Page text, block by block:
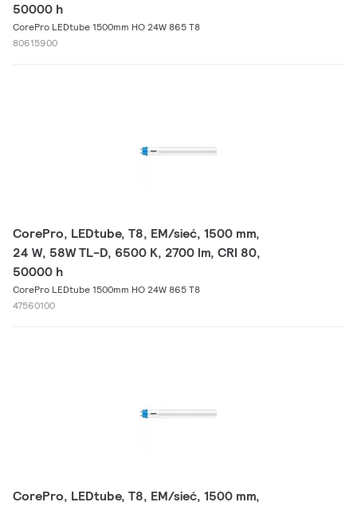
50000 h
CorePro LEDtube 1500mm HO 24W 865 T8
80615900
CorePro, LEDtube, T8, EM/sieć, 1500 mm,
24 W, 58W TL-D, 6500 K, 2700 lm, CRI 80,
50000 h
CorePro LEDtube 1500mm HO 24W 865 T8
47560100
CorePro, LEDtube, T8, EM/sieć, 1500 mm,